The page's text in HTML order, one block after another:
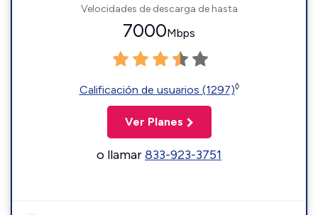
Velocidades de descarga de hasta
7000Mbps
Calificación de usuarios (1297)◊
Ver Planes
o llamar833-923-3751